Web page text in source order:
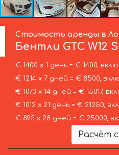
Стоимость аренды в
Бентли GTC W12
€ 1400 х 1 день = € 1400,
€ 1214 х 7 дней = € 8500,
€ 1073 х 14 дней = € 15017,
€ 1012 х 21 день = € 21250,
€ 893 х 28 дней = € 25000,
Расчёт